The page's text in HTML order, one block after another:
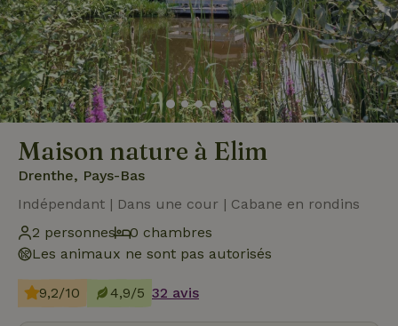
Maison nature à Elim
Drenthe, Pays-Bas
Indépendant | Dans une cour | Cabane en rondins
2 personnes
0 chambres
Les animaux ne sont pas autorisés
9,2/10 4,9/5 32 avis